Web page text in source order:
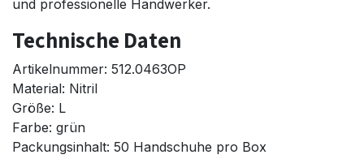
und professionelle Handwerker.
Technische Daten
Artikelnummer: 512.0463OP
Material: Nitril
Größe: L
Farbe: grün
Packungsinhalt: 50 Handschuhe pro Box